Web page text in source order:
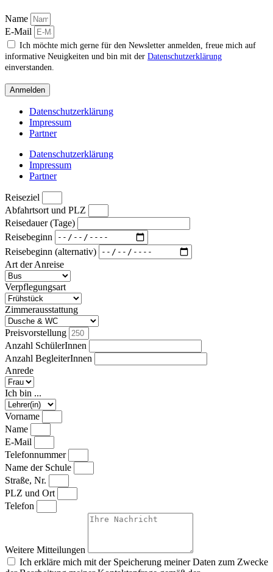
Name
E-Mail
Ich möchte mich gerne für den Newsletter anmelden, freue mich auf
informative Neuigkeiten und bin mit der Datenschutzerklärung
einverstanden.
Anmelden
Datenschutzerklärung
Impressum
Partner
Datenschutzerklärung
Impressum
Partner
Reiseziel
Abfahrtsort und PLZ
Reisedauer (Tage)
Reisebeginn
Reisebeginn (alternativ)
Art der Anreise
Verpflegungsart
Zimmerausstattung
Preisvorstellung
Anzahl SchülerInnen
Anzahl BegleiterInnen
Anrede
Ich bin ...
Vorname
Name
E-Mail
Telefonnummer
Name der Schule
Straße, Nr.
PLZ und Ort
Telefon
Weitere Mitteilungen
Ich erkläre mich mit der Speicherung meiner Daten zum Zwecke